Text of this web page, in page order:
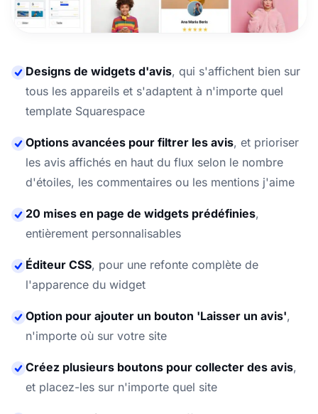
Designs de widgets d'avis, qui s'affichent bien sur
tous les appareils et s'adaptent à n'importe quel
template Squarespace
Options avancées pour filtrer les avis, et prioriser
les avis affichés en haut du flux selon le nombre
d'étoiles, les commentaires ou les mentions j'aime
20 mises en page de widgets prédéfinies,
entièrement personnalisables
Éditeur CSS, pour une refonte complète de
l'apparence du widget
Option pour ajouter un bouton 'Laisser un avis',
n'importe où sur votre site
Créez plusieurs boutons pour collecter des avis,
et placez-les sur n'importe quel site